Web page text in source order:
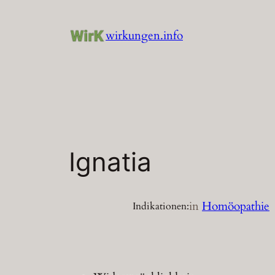
wirkungen.info
Ignatia
Indikationen:inHomöopathie